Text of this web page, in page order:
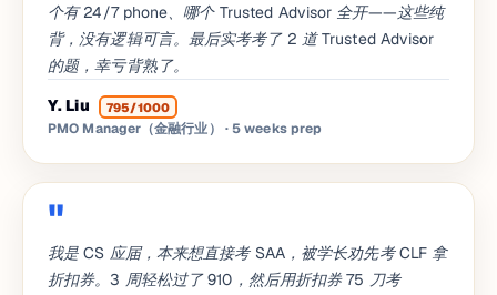
个有 24/7 phone、哪个 Trusted Advisor 全开——这些纯
背，没有逻辑可言。最后实考考了 2 道 Trusted Advisor
的题，幸亏背熟了。
Y. Liu
795/1000
PMO Manager（金融行业） · 5 weeks prep
我是 CS 应届，本来想直接考 SAA，被学长劝先考 CLF 拿
折扣券。3 周轻松过了 910，然后用折扣券 75 刀考